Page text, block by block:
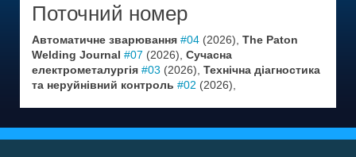
Поточний номер
Автоматичне зварювання #04 (2026), The Paton
Welding Journal #07 (2026), Сучасна
електрометалургія #03 (2026), Технічна діагностика
та неруйнівний контроль #02 (2026),